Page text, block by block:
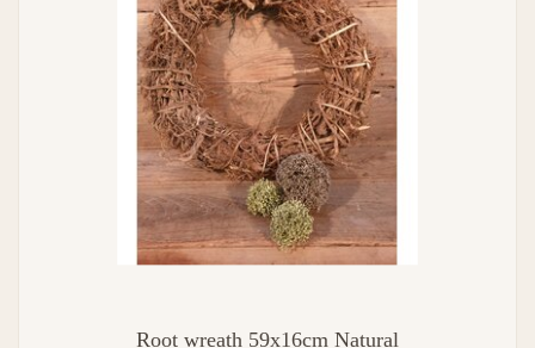
Root wreath 59x16cm Natural